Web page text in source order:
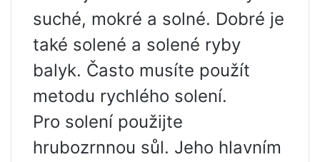
suché, mokré a solné. Dobré je
také solené a solené ryby
balyk. Často musíte použít
metodu rychlého solení.
Pro solení použijte
hrubozrnnou sůl. Jeho hlavním